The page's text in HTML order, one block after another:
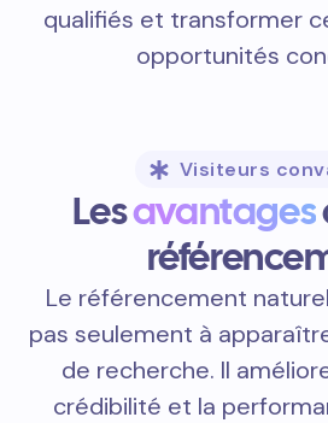
qualifiés et transformer
opportunités
Visiteurs
Lesavantages
Le référencement
pas seulement à
de recherche. Il
crédibilité et la